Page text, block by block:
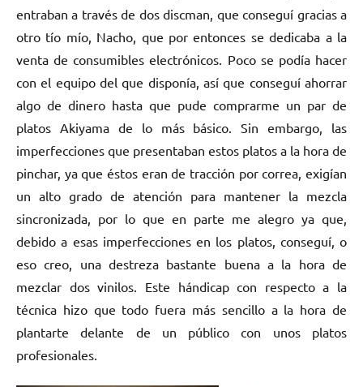
entraban a través de dos discman, que conseguí gracias a
otro tío mío, Nacho, que por entonces se dedicaba a la
venta de consumibles electrónicos. Poco se podía hacer
con el equipo del que disponía, así que conseguí ahorrar
algo de dinero hasta que pude comprarme un par de
platos Akiyama de lo más básico. Sin embargo, las
imperfecciones que presentaban estos platos a la hora de
pinchar, ya que éstos eran de tracción por correa, exigían
un alto grado de atención para mantener la mezcla
sincronizada, por lo que en parte me alegro ya que,
debido a esas imperfecciones en los platos, conseguí, o
eso creo, una destreza bastante buena a la hora de
mezclar dos vinilos. Este hándicap con respecto a la
técnica hizo que todo fuera más sencillo a la hora de
plantarte delante de un público con unos platos
profesionales.